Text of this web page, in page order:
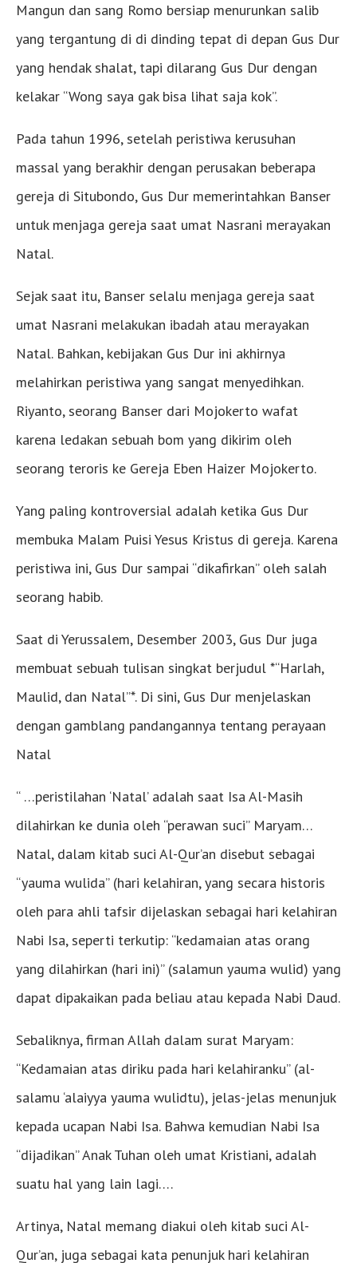
Mangun dan sang Romo bersiap menurunkan salib
yang tergantung di di dinding tepat di depan Gus Dur
yang hendak shalat, tapi dilarang Gus Dur dengan
kelakar “Wong saya gak bisa lihat saja kok”.
Pada tahun 1996, setelah peristiwa kerusuhan
massal yang berakhir dengan perusakan beberapa
gereja di Situbondo, Gus Dur memerintahkan Banser
untuk menjaga gereja saat umat Nasrani merayakan
Natal.
Sejak saat itu, Banser selalu menjaga gereja saat
umat Nasrani melakukan ibadah atau merayakan
Natal. Bahkan, kebijakan Gus Dur ini akhirnya
melahirkan peristiwa yang sangat menyedihkan.
Riyanto, seorang Banser dari Mojokerto wafat
karena ledakan sebuah bom yang dikirim oleh
seorang teroris ke Gereja Eben Haizer Mojokerto.
Yang paling kontroversial adalah ketika Gus Dur
membuka Malam Puisi Yesus Kristus di gereja. Karena
peristiwa ini, Gus Dur sampai “dikafirkan” oleh salah
seorang habib.
Saat di Yerussalem, Desember 2003, Gus Dur juga
membuat sebuah tulisan singkat berjudul *“Harlah,
Maulid, dan Natal”*. Di sini, Gus Dur menjelaskan
dengan gamblang pandangannya tentang perayaan
Natal
“ …peristilahan ‘Natal’ adalah saat Isa Al-Masih
dilahirkan ke dunia oleh “perawan suci” Maryam…
Natal, dalam kitab suci Al-Qur’an disebut sebagai
“yauma wulida” (hari kelahiran, yang secara historis
oleh para ahli tafsir dijelaskan sebagai hari kelahiran
Nabi Isa, seperti terkutip: “kedamaian atas orang
yang dilahirkan (hari ini)” (salamun yauma wulid) yang
dapat dipakaikan pada beliau atau kepada Nabi Daud.
Sebaliknya, firman Allah dalam surat Maryam:
“Kedamaian atas diriku pada hari kelahiranku” (al-
salamu ‘alaiyya yauma wulidtu), jelas-jelas menunjuk
kepada ucapan Nabi Isa. Bahwa kemudian Nabi Isa
“dijadikan” Anak Tuhan oleh umat Kristiani, adalah
suatu hal yang lain lagi….
Artinya, Natal memang diakui oleh kitab suci Al-
Qur’an, juga sebagai kata penunjuk hari kelahiran